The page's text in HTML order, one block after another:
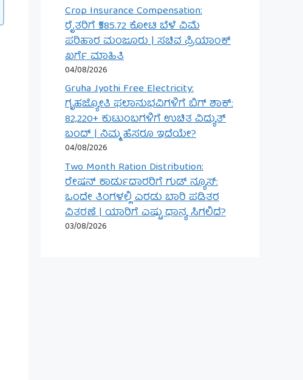
Crop Insurance Compensation:
ರೈತರಿಗೆ ₹585.72 ಕೋಟಿ ಬೆಳೆ ವಿಮೆ
ಪರಿಹಾರ ಮಂಜೂರು | ಸಚಿವ ಪ್ರಿಯಾಂಕ್
ಖರ್ಗೆ ಮಾಹಿತಿ
04/08/2026
Gruha Jyothi Free Electricity:
ಗೃಹಜ್ಯೋತಿ ಫಲಾನುಭವಿಗಳಿಗೆ ಬಿಗ್ ಶಾಕ್:
82,220+ ಕುಟುಂಬಗಳಿಗೆ ಉಚಿತ ವಿದ್ಯುತ್
ಬಂದ್ | ನಿಮ್ಮ ಹೆಸರೂ ಇದೆಯೇ?
04/08/2026
Two Month Ration Distribution:
ರೇಷನ್ ಕಾರ್ಡುದಾರರಿಗೆ ಗುಡ್ ನ್ಯೂಸ್:
ಒಂದೇ ತಿಂಗಳಲ್ಲಿ ಎರಡು ಬಾರಿ ಪಡಿತರ
ವಿತರಣೆ | ಯಾರಿಗೆ ಎಷ್ಟು ಧಾನ್ಯ ಸಿಗಲಿದೆ?
03/08/2026